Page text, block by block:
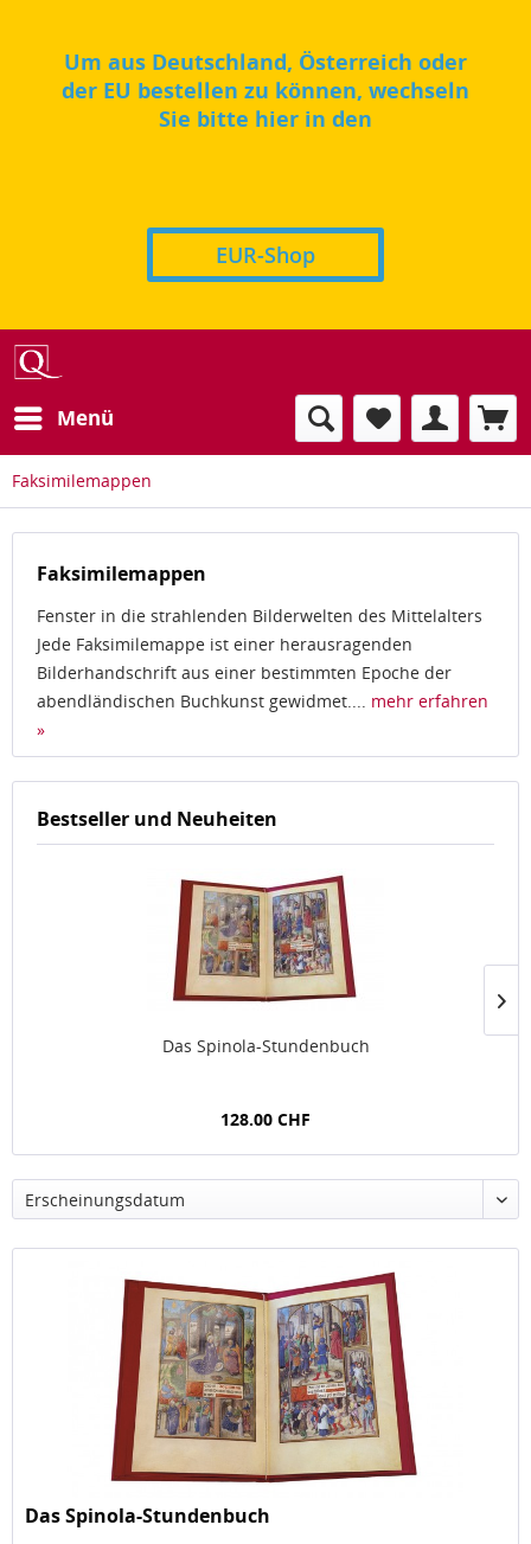
Um aus Deutschland, Österreich oder
der EU bestellen zu können, wechseln
Sie bitte hier in den
EUR-Shop
Menü
Faksimilemappen
Faksimilemappen
Fenster in die strahlenden Bilderwelten des Mittelalters
Jede Faksimilemappe ist einer herausragenden
Bilderhandschrift aus einer bestimmten Epoche der
abendländischen Buchkunst gewidmet.... mehr erfahren
»
Bestseller und Neuheiten
Das Spinola-Stundenbuch
128.00 CHF
Das Spinola-Stundenbuch